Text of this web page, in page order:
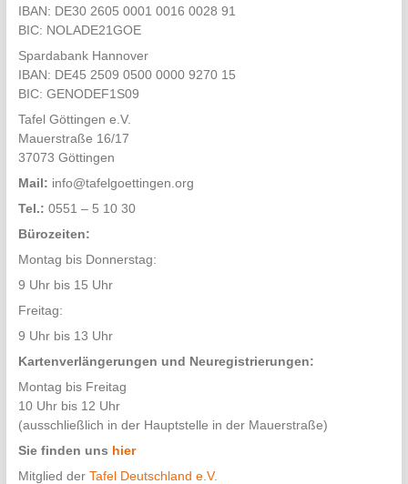
IBAN: DE30 2605 0001 0016 0028 91
BIC: NOLADE21GOE
Spardabank Hannover
IBAN: DE45 2509 0500 0000 9270 15
BIC: GENODEF1S09
Tafel Göttingen e.V.
Mauerstraße 16/17
37073 Göttingen
Mail: info@tafelgoettingen.org
Tel.: 0551 – 5 10 30
Bürozeiten:
Montag bis Donnerstag:
9 Uhr bis 15 Uhr
Freitag:
9 Uhr bis 13 Uhr
Kartenverlängerungen und Neuregistrierungen:
Montag bis Freitag
10 Uhr bis 12 Uhr
(ausschließlich in der Hauptstelle in der Mauerstraße)
Sie finden uns hier
Mitglied der Tafel Deutschland e.V.